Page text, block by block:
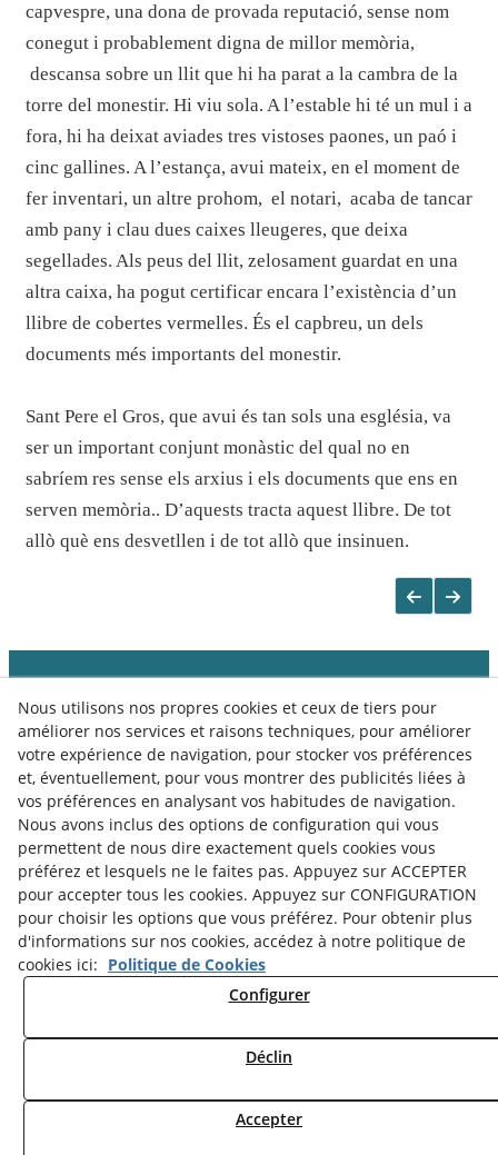
capvespre, una dona de provada reputació, sense nom
conegut i probablement digna de millor memòria,
descansa sobre un llit que hi ha parat a la cambra de la
torre del monestir. Hi viu sola. A l’estable hi té un mul i a
fora, hi ha deixat aviades tres vistoses paones, un paó i
cinc gallines. A l’estança, avui mateix, en el moment de
fer inventari, un altre prohom, el notari, acaba de tancar
amb pany i clau dues caixes lleugeres, que deixa
segellades. Als peus del llit, zelosament guardat en una
altra caixa, ha pogut certificar encara l’existència d’un
llibre de cobertes vermelles. És el capbreu, un dels
documents més importants del monestir.
Sant Pere el Gros, que avui és tan sols una església, va
ser un important conjunt monàstic del qual no en
sabríem res sense els arxius i els documents que ens en
serven memòria.. D’aquests tracta aquest llibre. De tot
allò què ens desvetllen i de tot allò que insinuen.
Notice Légale
Politique de Cookies
Politique de Confidentialité
Nous utilisons nos propres cookies et ceux de tiers pour
améliorer nos services et raisons techniques, pour améliorer
votre expérience de navigation, pour stocker vos préférences
et, éventuellement, pour vous montrer des publicités liées à
vos préférences en analysant vos habitudes de navigation.
Nous avons inclus des options de configuration qui vous
permettent de nous dire exactement quels cookies vous
préférez et lesquels ne le faites pas. Appuyez sur ACCEPTER
pour accepter tous les cookies. Appuyez sur CONFIGURATION
pour choisir les options que vous préférez. Pour obtenir plus
d'informations sur nos cookies, accédez à notre politique de
cookies ici: Politique de Cookies
Configurer
Déclin
Accepter